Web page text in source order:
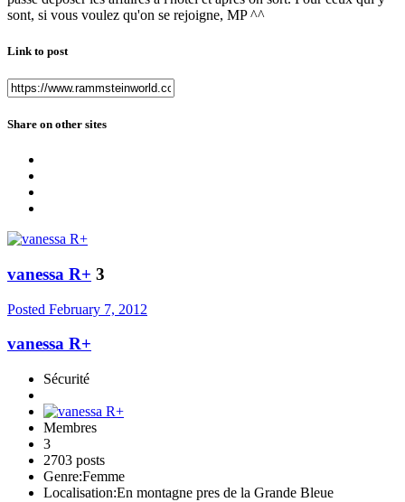
sont, si vous voulez qu'on se rejoigne, MP ^^
Link to post
Share on other sites
vanessa R+ 3
Posted February 7, 2012
vanessa R+
Sécurité
Membres
3
2703 posts
Genre:Femme
Localisation:En montagne pres de la Grande Bleue